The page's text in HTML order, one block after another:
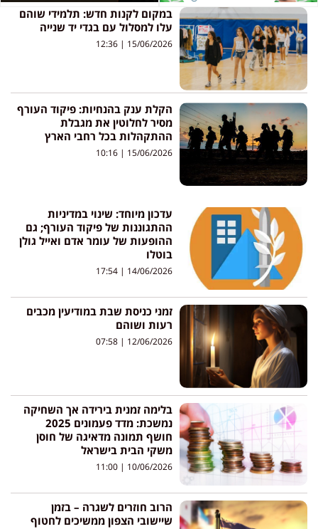
במקום לקנות חדש: תלמידי שוהם
עלו למסלול עם בגדי יד שנייה
15/06/2026
הקלת ענק בהנחיות: פיקוד העורף
מסיר לחלוטין את מגבלת
ההתקהלות בכל רחבי הארץ
15/06/2026
עדכון מיוחד: שינוי במדיניות
ההתגוננות של פיקוד העורף; גם
ההופעות של עומר אדם ואייל גולן
בוטלו
14/06/2026
זמני כניסת שבת במודיעין מכבים
רעות ושוהם
12/06/2026
בלימה זמנית בירידה אך השחיקה
נמשכת: מדד פעמונים 2025
חושף תמונה מדאיגה של חוסן
משקי הבית בישראל
10/06/2026
הרוב חוזרים לשגרה – בזמן
שיישובי הצפון ממשיכים לחטוף